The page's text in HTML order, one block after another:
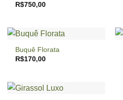
R$750,00
Buquê Florata
R$170,00